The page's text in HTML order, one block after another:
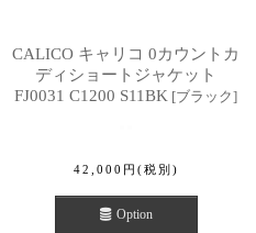
CALICO キャリコ 0カウントカ
ディショートジャケット
FJ0031 C1200 S11BK [ブラック]
42,000 円 (税別)
Option